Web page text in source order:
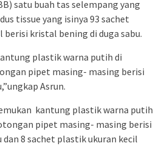
satu buah tas selempang yang
tissue yang isinya 93 sachet
kristal bening di duga sabu.
plastik warna putih di
pipet masing- masing berisi
Asrun.
kantung plastik warna putih
pipet masing- masing berisi
8 sachet plastik ukuran kecil